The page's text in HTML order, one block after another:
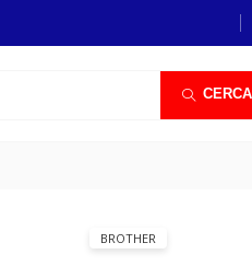
CERCA
BROTHER